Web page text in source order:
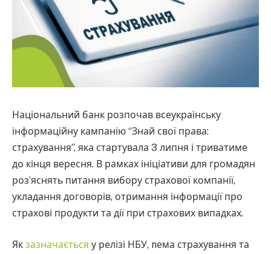
Національний банк розпочав всеукраїнську
інформаційну кампанію “Знай свої права:
страхування”, яка стартувала 3 липня і триватиме
до кінця вересня. В рамках ініціативи для громадян
роз’яснять питання вибору страхової компанії,
укладання договорів, отримання інформації про
страхові продукти та дії при страхових випадках.
Як зазначається у релізі НБУ, nема страхування та